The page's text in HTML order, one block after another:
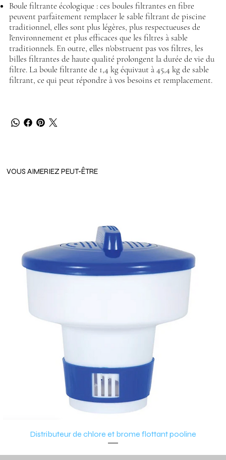
Boule filtrante écologique : ces boules filtrantes en fibre
peuvent parfaitement remplacer le sable filtrant de piscine
traditionnel, elles sont plus légères, plus respectueuses de
l'environnement et plus efficaces que les filtres à sable
traditionnels. En outre, elles n'obstruent pas vos filtres, les
billes filtrantes de haute qualité prolongent la durée de vie du
filtre. La boule filtrante de 1,4 kg équivaut à 45,4 kg de sable
filtrant, ce qui peut répondre à vos besoins et remplacement.
VOUS AIMERIEZ PEUT-ÊTRE
Distributeur de chlore et brome flottant pooline